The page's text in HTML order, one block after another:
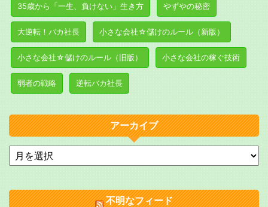
35歳から「一生、負けない」生き方 やずやの秘密
大逆転！バカ社長 小さな会社☆儲けのルール（新版）
小さな会社☆儲けのルール（旧版） 小さな会社の稼ぐ技術
弱者の戦略 逆転バカ社長
アーカイブ
不明なフィード